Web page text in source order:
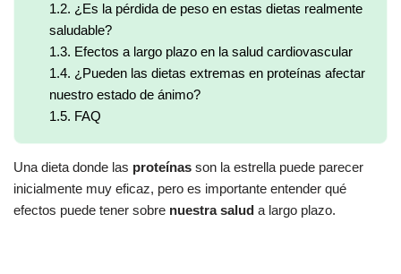
1.2. ¿Es la pérdida de peso en estas dietas realmente
saludable?
1.3. Efectos a largo plazo en la salud cardiovascular
1.4. ¿Pueden las dietas extremas en proteínas afectar
nuestro estado de ánimo?
1.5. FAQ
Una dieta donde las proteínas son la estrella puede parecer
inicialmente muy eficaz, pero es importante entender qué
efectos puede tener sobre nuestra salud a largo plazo.